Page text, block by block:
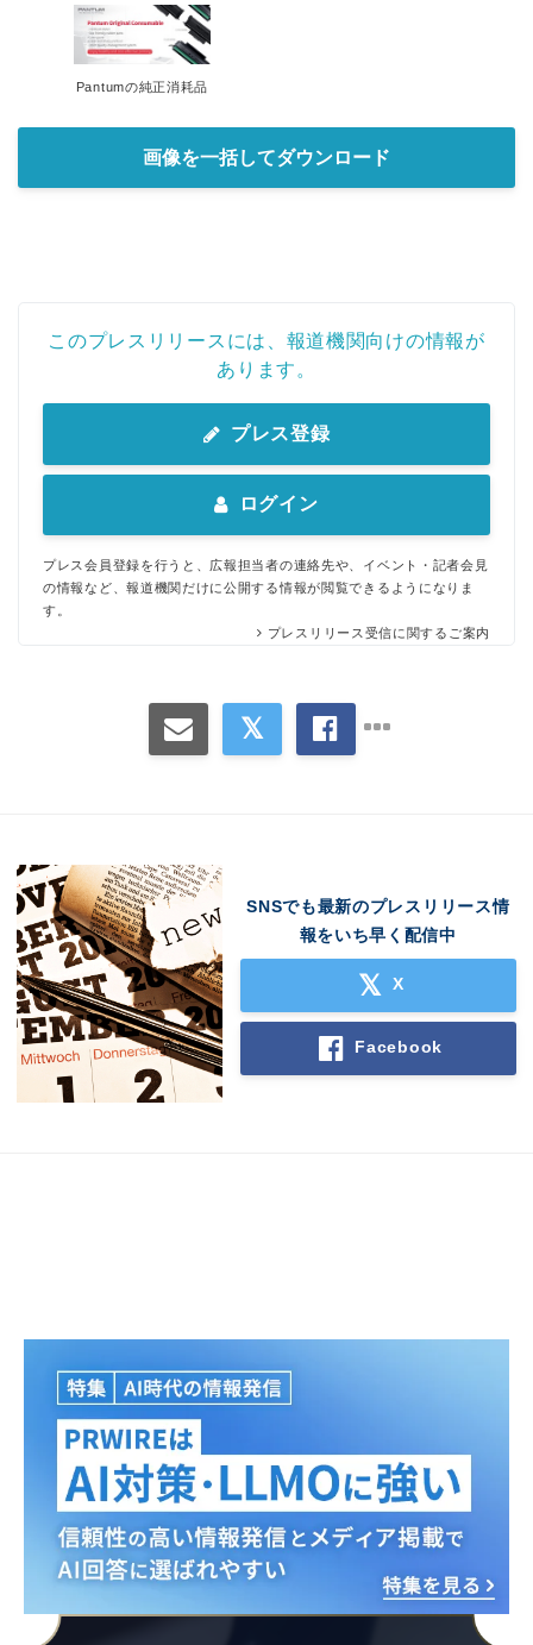
Pantumの純正消耗品
画像を一括してダウンロード
このプレスリリースには、報道機関向けの情報が
あります。
プレス登録
ログイン
プレス会員登録を行うと、広報担当者の連絡先や、イベント・記者会見
の情報など、報道機関だけに公開する情報が閲覧できるようになりま
す。
プレスリリース受信に関するご案内
SNSでも最新のプレスリリース情
報をいち早く配信中
X
Facebook